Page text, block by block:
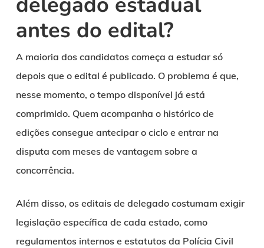
antes do edital?
A maioria dos candidatos começa a estudar só
depois que o edital é publicado. O problema é que,
nesse momento, o tempo disponível já está
comprimido. Quem acompanha o histórico de
edições consegue antecipar o ciclo e entrar na
disputa com meses de vantagem sobre a
concorrência.
Além disso, os editais de delegado costumam exigir
legislação específica de cada estado, como
regulamentos internos e estatutos da Polícia Civil